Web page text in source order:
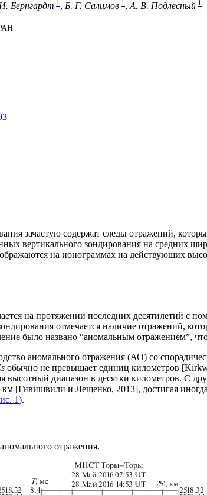
Бернгардт 1 , Б. Г. Салимов 1 , А. В. Подлесный 1
зачастую содержат следы отражений,
вертикального зондирования на средних
на ионограммах на действующих
на протяжении последних десятилетий с
отмечается наличие отражений,
было названо “аномальным отражением”,
аномального отражения (АО) со
обычно не превышает единиц километров
высотный диапазон в десятки километров. С
[Гивишвили и Лещенко, 2013], достигая
1).
отражения.